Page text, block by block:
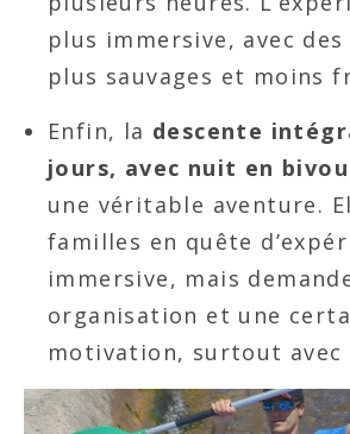
plus immersive, avec
plus sauvages et moins
Enfin, la descente
jours, avec nuit en
une véritable aventure.
familles en quête
immersive, mais
organisation et une
motivation, surtout avec